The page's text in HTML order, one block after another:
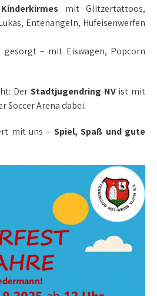
Kinderkirmes mit Glitzertattoos,
Entenangeln, Hufeisenwerfen
gesorgt – mit Eiswagen, Popcorn
Der Stadtjugendring NVist mit
Soccer Arena dabei.
mit uns – Spiel, Spaß und gute